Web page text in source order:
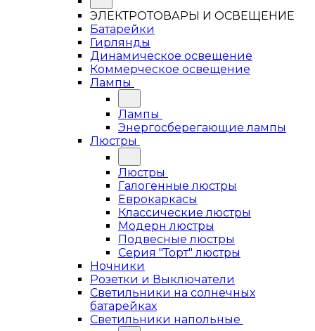
ЭЛЕКТРОТОВАРЫ И ОСВЕЩЕНИЕ
Батарейки
Гирлянды
Динамическое освещение
Коммерческое освещение
Лампы
Лампы
Энергосберегающие лампы
Люстры
Люстры
Галогенные люстры
Еврокаркасы
Классические люстры
Модерн люстры
Подвесные люстры
Серия "Торт" люстры
Ночники
Розетки и Выключатели
Светильники на солнечных
батарейках
Светильники напольные